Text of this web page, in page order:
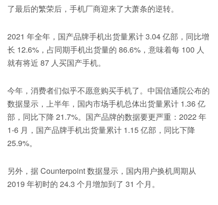
了最后的繁荣后，手机厂商迎来了大萧条的逆转。
2021 年全年，国产品牌手机出货量累计 3.04 亿部，同比增
长 12.6%，占同期手机出货量的 86.6%，意味着每 100 人
就有将近 87 人买国产手机。
今年，消费者们似乎不愿意购买手机了。中国信通院公布的
数据显示，上半年，国内市场手机总体出货量累计 1.36 亿
部，同比下降 21.7%。国产品牌的数据要更严重：2022 年
1-6 月，国产品牌手机出货量累计 1.15 亿部，同比下降
25.9%。
另外，据 Counterpoint 数据显示，国内用户换机周期从
2019 年初时的 24.3 个月增加到了 31 个月。